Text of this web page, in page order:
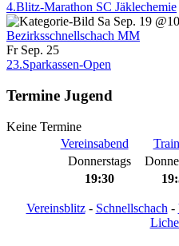
4.Blitz-Marathon SC Jäklechemie
Sa Sep. 19
Bezirksschnellschach MM
Fr Sep. 25
23.Sparkassen-Open
Termine Jugend
Keine Termine
Vereinsabend
Donnerstags
19:30
Vereinsblitz- Schnellschach -